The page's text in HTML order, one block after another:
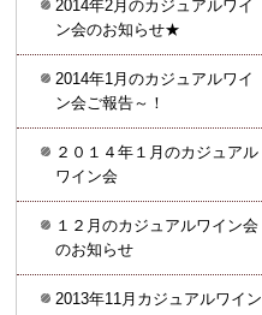
2014年2月のカジュアルワイ
ン会のお知らせ★
2014年1月のカジュアルワイ
ン会ご報告～！
２０１４年１月のカジュアル
ワイン会
１２月のカジュアルワイン会
のお知らせ
2013年11月カジュアルワイン